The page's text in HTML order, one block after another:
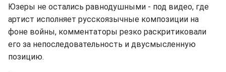
Юзеры не остались равнодушными - под видео, где
артист исполняет русскоязычные композиции на
фоне войны, комментаторы резко раскритиковали
его за непоследовательность и двусмысленную
позицию.